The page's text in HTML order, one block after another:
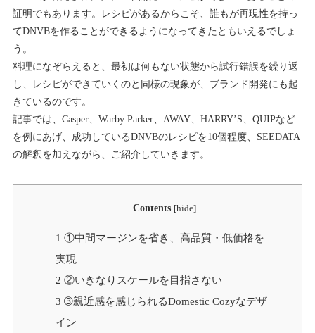
証明でもあります。レシピがあるからこそ、誰もが再現性を持っ
てDNVBを作ることができるようになってきたともいえるでしょ
う。
料理になぞらえると、最初は何もない状態から試行錯誤を繰り返
し、レシピができていくのと同様の現象が、ブランド開発にも起
きているのです。
記事では、Casper、Warby Parker、AWAY、HARRY’S、QUIPなど
を例にあげ、成功しているDNVBのレシピを10個程度、SEEDATA
の解釈を加えながら、ご紹介していきます。
Contents [hide]
1 ①中間マージンを省き、高品質・低価格を
実現
2 ②いきなりスケールを目指さない
3 ➂親近感を感じられるDomestic Cozyなデザ
イン